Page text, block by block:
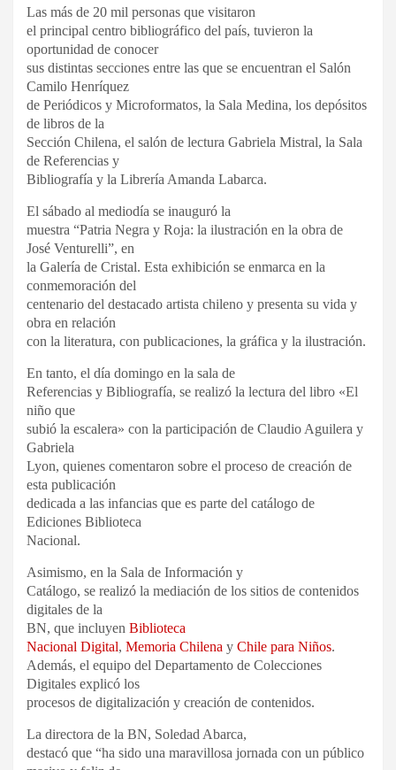
Las más de 20 mil personas que visitaron
el principal centro bibliográfico del país, tuvieron la
oportunidad de conocer
sus distintas secciones entre las que se encuentran el Salón
Camilo Henríquez
de Periódicos y Microformatos, la Sala Medina, los depósitos
de libros de la
Sección Chilena, el salón de lectura Gabriela Mistral, la Sala
de Referencias y
Bibliografía y la Librería Amanda Labarca.
El sábado al mediodía se inauguró la
muestra “Patria Negra y Roja: la ilustración en la obra de
José Venturelli”, en
la Galería de Cristal. Esta exhibición se enmarca en la
conmemoración del
centenario del destacado artista chileno y presenta su vida y
obra en relación
con la literatura, con publicaciones, la gráfica y la ilustración.
En tanto, el día domingo en la sala de
Referencias y Bibliografía, se realizó la lectura del libro «El
niño que
subió la escalera» con la participación de Claudio Aguilera y
Gabriela
Lyon, quienes comentaron sobre el proceso de creación de
esta publicación
dedicada a las infancias que es parte del catálogo de
Ediciones Biblioteca
Nacional.
Asimismo, en la Sala de Información y
Catálogo, se realizó la mediación de los sitios de contenidos
digitales de la
BN, que incluyen Biblioteca
Nacional Digital, Memoria Chilena y Chile para Niños.
Además, el equipo del Departamento de Colecciones
Digitales explicó los
procesos de digitalización y creación de contenidos.
La directora de la BN, Soledad Abarca,
destacó que “ha sido una maravillosa jornada con un público